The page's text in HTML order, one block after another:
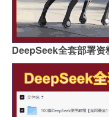
DeepSeek全套部署资